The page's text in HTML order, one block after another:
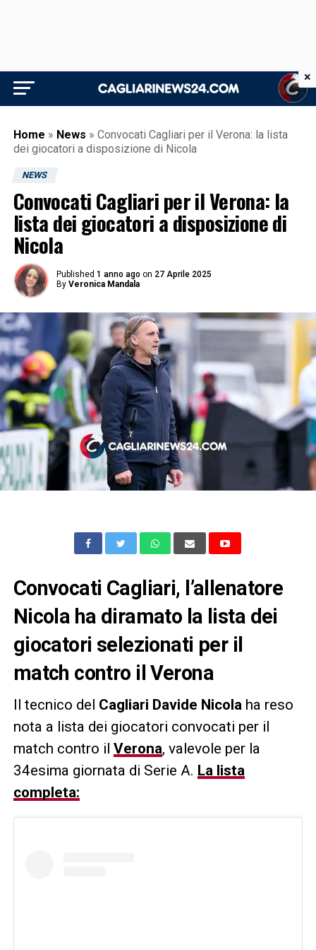
Home » News » Convocati Cagliari per il Verona: la lista
dei giocatori a disposizione di Nicola
NEWS
Convocati Cagliari per il Verona: la
lista dei giocatori a disposizione di
Nicola
Published 1 anno ago on 27 Aprile 2025
By Veronica Mandala
Convocati Cagliari, l’allenatore
Nicola ha diramato la lista dei
giocatori selezionati per il
match contro il Verona
Il tecnico del Cagliari Davide Nicola ha reso
nota a lista dei giocatori convocati per il
match contro il Verona, valevole per la
34esima giornata di Serie A. La lista
completa:
×